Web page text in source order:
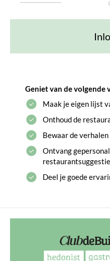
Geniet van de volgende
Maak je eigen lijst
Onthoud de
Bewaar de
Ontvang
Deel je goede